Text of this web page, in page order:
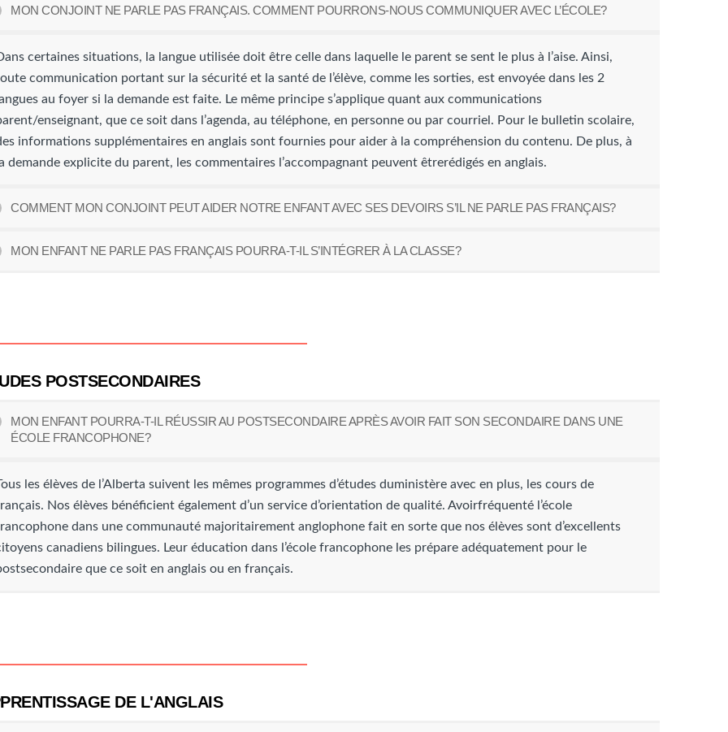
MON CONJOINT NE PARLE PAS FRANÇAIS. COMMENT POURRONS-NOUS COMMUNIQUER AVEC L’ÉCOLE?
certaines situations, la langue utilisée doit être celle dans laquelle le parent se sent le plus à l’aise. Ainsi,
communication portant sur la sécurité et la santé de l’élève, comme les sorties, est envoyée dans les 2
au foyer si la demande est faite. Le même principe s’applique quant aux communications
enseignant, que ce soit dans l’agenda, au téléphone, en personne ou par courriel. Pour le bulletin scolaire,
informations supplémentaires en anglais sont fournies pour aider à la compréhension du contenu. De plus, à
demande explicite du parent, les commentaires l’accompagnant peuvent êtrerédigés en anglais.
COMMENT MON CONJOINT PEUT AIDER NOTRE ENFANT AVEC SES DEVOIRS S’IL NE PARLE PAS FRANÇAIS?
MON ENFANT NE PARLE PAS FRANÇAIS POURRA-T-IL S’INTÉGRER À LA CLASSE?
POSTSECONDAIRES
MON ENFANT POURRA-T-IL RÉUSSIR AU POSTSECONDAIRE APRÈS AVOIR FAIT SON SECONDAIRE DANS UNE
ÉCOLE FRANCOPHONE?
les élèves de l’Alberta suivent les mêmes programmes d’études duministère avec en plus, les cours de
Nos élèves bénéficient également d’un service d’orientation de qualité. Avoirfréquenté l’école
dans une communauté majoritairement anglophone fait en sorte que nos élèves sont d’excellents
canadiens bilingues. Leur éducation dans l’école francophone les prépare adéquatement pour le
que ce soit en anglais ou en français.
DE L'ANGLAIS